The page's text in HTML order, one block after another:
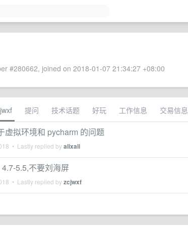
#280662, joined on 2018-01-07 21:34:27 +08:00
提问 技术话题 好玩 工作信息 交易信息
虚拟环境和 pycharm 的问题
• Lastly replied byalixali
5.5,不要刘海屏
• Lastly replied byzcjwxf